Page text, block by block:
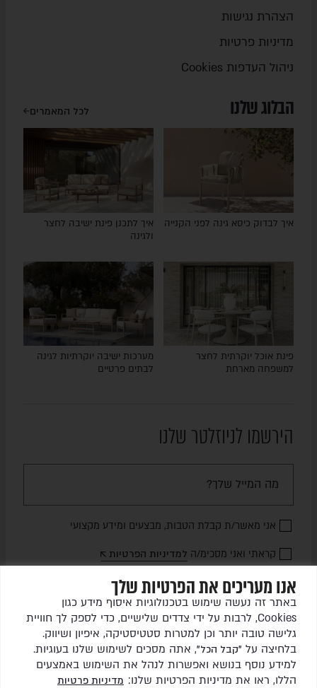
אנו מעריכים את הפרטיות שלך
באתר זה נעשה שימוש בטכנולוגיות איסוף מידע כגון
Cookies, לרבות על ידי צדדים שלישיים, כדי לספק לך חוויית
גלישה טובה יותר וכן למטרות סטטיסטיקה, איפיון ושיווק.
בלחיצה על "קבל הכל", אתה מסכים לשימוש שלנו בעוגיות.
למידע נוסף בנושא ואפשרות לנהל את השימוש באמצעים
הללו, ראו את מדיניות הפרטיות שלנו: מדיניות פרטיות
הצהרת נגישות
מדיניות פרטיות
ניהול העדפות Cookies
הבלוג שלנו לכל המאמרים
איך לבדוק כיסא גינה לפני הקנייה
איך לתכנן פינת ישיבה לחצר
ולגינה
פינת אוכל יוקרתית לחצר
למשפחה מארחת
מערכות ישיבה יוקרתיות לגינה
לבתים פרטיים
הירשמו לניוזלטר שלנו
אני מאשר/ת קבלת הטבות, מבצעים ומידע מקצועי
קראתי ואני מסכימ/ה למדיניות הפרטיות
שלחו לי עדכונים